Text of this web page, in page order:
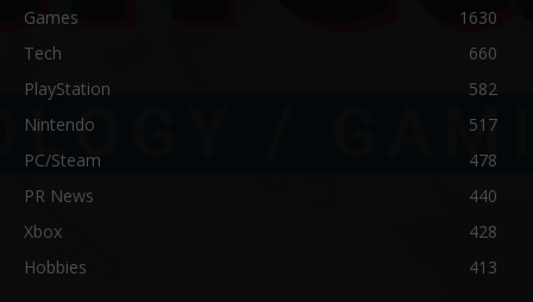
Games
1630
Tech
660
PlayStation
582
Nintendo
517
PC/Steam
478
PR News
440
Xbox
428
Hobbies
413